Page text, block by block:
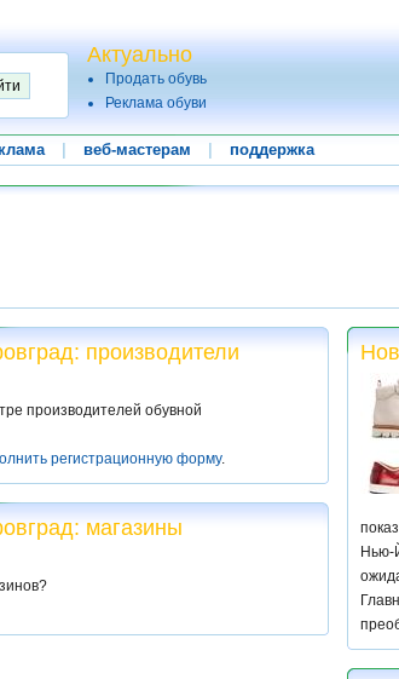
Актуально
Продать обувь
Реклама обуви
веб-мастерам поддержка
производители
производителей обувной
регистрационную форму.
магазины
Нью-